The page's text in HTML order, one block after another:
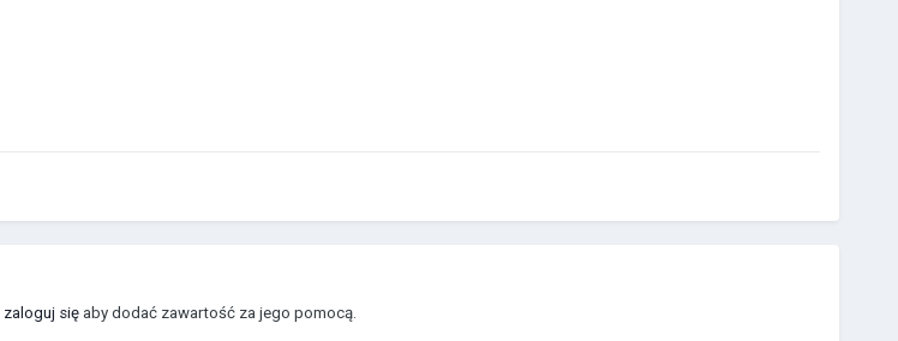
zaloguj sięaby dodać zawartość za jego pomocą.